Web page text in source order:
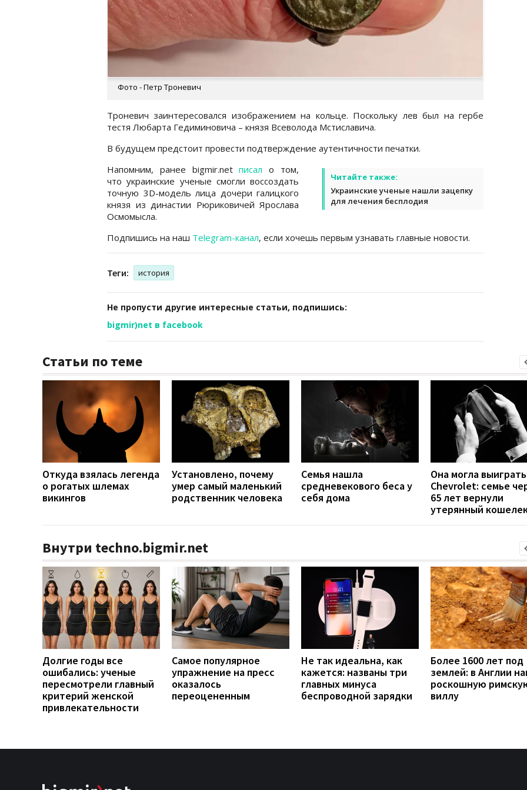
Фото - Петр Троневич
Троневич заинтересовался изображением на кольце. Поскольку лев был на гербе
тестя Любарта Гедиминовича – князя Всеволода Мстиславича.
В будущем предстоит провести подтверждение аутентичности печатки.
Читайте также:
Украинские ученые нашли зацепку
для лечения бесплодия
Напомним, ранее bigmir.netписал о том,
что украинские ученые смогли воссоздать
точную 3D-модель лица дочери галицкого
князя из династии Рюриковичей Ярослава
Осмомысла.
Подпишись на наш Telegram-канал, если хочешь первым узнавать главные новости.
Теги: история
Не пропусти другие интересные статьи, подпишись:
bigmir)net в facebook
Статьи по теме
Откуда взялась легенда
о рогатых шлемах
викингов
Установлено, почему
умер самый маленький
родственник человека
Семья нашла
средневекового беса у
себя дома
Она могла выиграть
Chevrolet: семье
65 лет вернули
утерянный
Внутри techno.bigmir.net
Долгие годы все
ошибались: ученые
пересмотрели главный
критерий женской
привлекательности
Самое популярное
упражнение на пресс
оказалось
переоцененным
Не так идеальна, как
кажется: названы три
главных минуса
беспроводной зарядки
Более 1600 лет под
землей: в Англии
роскошную
виллу